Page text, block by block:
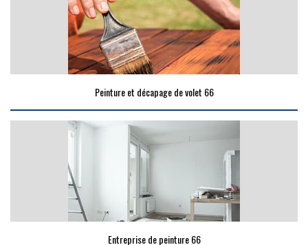
Peinture et décapage de volet 66
Entreprise de peinture 66